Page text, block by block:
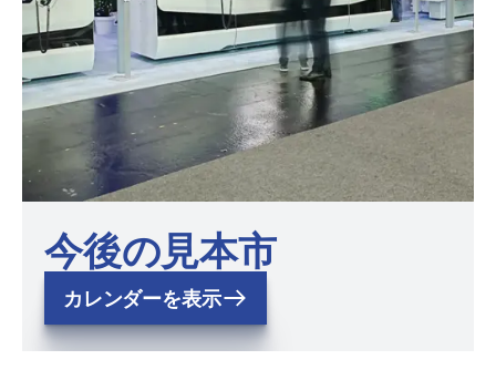
今後の見本市
カレンダーを表示